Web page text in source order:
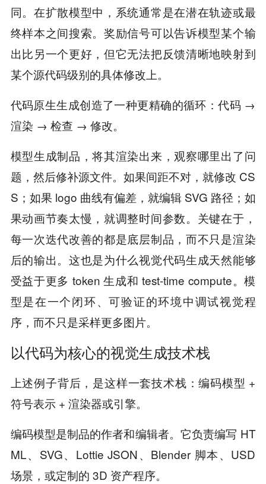
同。在扩散模型中，系统通常是在潜在轨迹或最
终样本之间搜索。奖励信号可以告诉模型某个输
出比另一个更好，但它无法把反馈清晰地映射到
某个源代码级别的具体修改上。
代码原生生成创造了一种更精确的循环：代码 →
渲染 → 检查 → 修改。
模型生成制品，将其渲染出来，观察哪里出了问
题，然后修补源文件。如果间距不对，就修改 CS
S；如果 logo 曲线有偏差，就编辑 SVG 路径；如
果动画节奏太慢，就调整时间参数。关键在于，
每一次迭代改善的都是底层制品，而不只是渲染
后的输出。这也是为什么视觉代码生成天然能够
受益于更多 token 生成和 test-time compute。模
型是在一个闭环、可验证的环境中调试视觉程
序，而不只是采样更多图片。
以代码为核心的视觉生成技术栈
上述例子背后，是这样一套技术栈：编码模型 +
符号表示 + 渲染器或引擎。
编码模型是制品的作者和编辑者。它负责编写 HT
ML、SVG、Lottie JSON、Blender 脚本、USD
场景，或定制的 3D 资产程序。